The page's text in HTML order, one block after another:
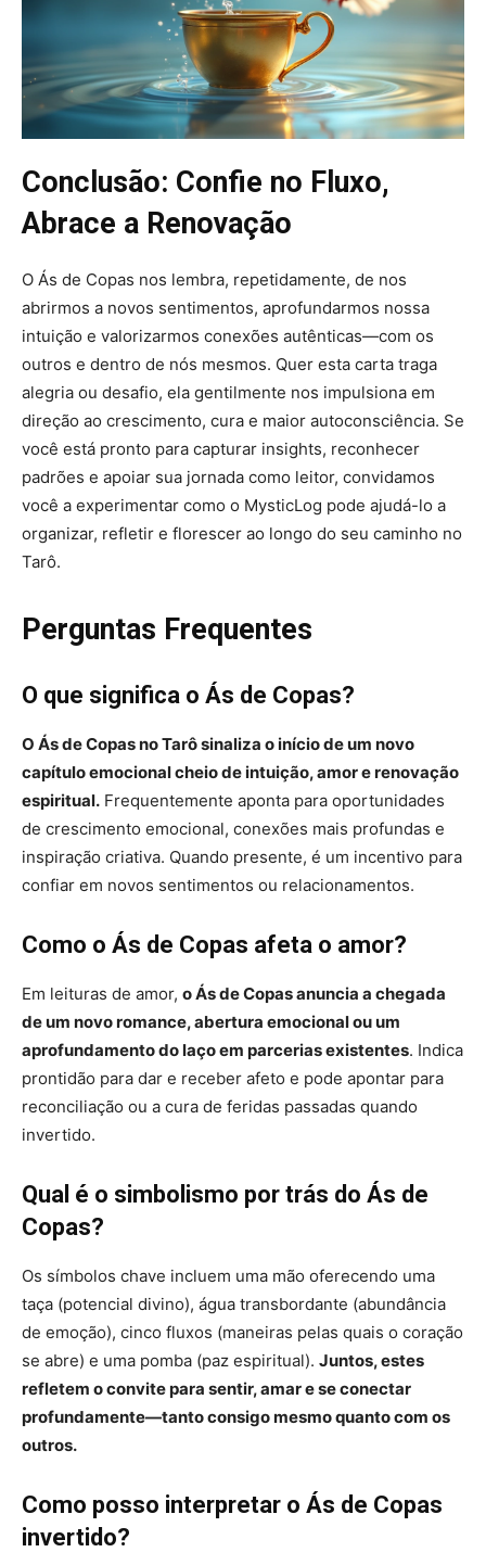
Conclusão: Confie no Fluxo,
Abrace a Renovação
O Ás de Copas nos lembra, repetidamente, de nos
abrirmos a novos sentimentos, aprofundarmos nossa
intuição e valorizarmos conexões autênticas—com os
outros e dentro de nós mesmos. Quer esta carta traga
alegria ou desafio, ela gentilmente nos impulsiona em
direção ao crescimento, cura e maior autoconsciência. Se
você está pronto para capturar insights, reconhecer
padrões e apoiar sua jornada como leitor, convidamos
você a experimentar como o MysticLog pode ajudá-lo a
organizar, refletir e florescer ao longo do seu caminho no
Tarô.
Perguntas Frequentes
O que significa o Ás de Copas?
O Ás de Copas no Tarô sinaliza o início de um novo
capítulo emocional cheio de intuição, amor e renovação
espiritual. Frequentemente aponta para oportunidades
de crescimento emocional, conexões mais profundas e
inspiração criativa. Quando presente, é um incentivo para
confiar em novos sentimentos ou relacionamentos.
Como o Ás de Copas afeta o amor?
Em leituras de amor, o Ás de Copas anuncia a chegada
de um novo romance, abertura emocional ou um
aprofundamento do laço em parcerias existentes. Indica
prontidão para dar e receber afeto e pode apontar para
reconciliação ou a cura de feridas passadas quando
invertido.
Qual é o simbolismo por trás do Ás de
Copas?
Os símbolos chave incluem uma mão oferecendo uma
taça (potencial divino), água transbordante (abundância
de emoção), cinco fluxos (maneiras pelas quais o coração
se abre) e uma pomba (paz espiritual). Juntos, estes
refletem o convite para sentir, amar e se conectar
profundamente—tanto consigo mesmo quanto com os
outros.
Como posso interpretar o Ás de Copas
invertido?